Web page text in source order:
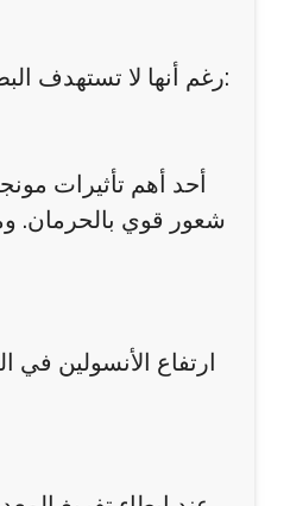
رغم أنها لا تستهدف البطن مباشرة، إلا أن هناك عدة آليات تجعل مونجارو فعالة في تقليل الدهون في هذه المنطقة:
أحد أهم تأثيرات
شعور قوي بالحرمان.
ارتفاع الأنسولين